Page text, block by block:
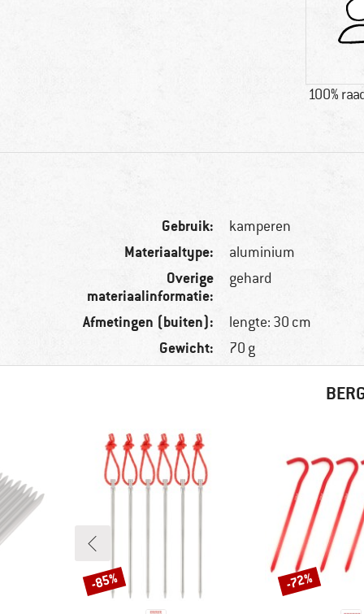
100%
Gebruik: kamperen
Materiaaltype: aluminium
Overige
materiaalinformatie:
gehard
Afmetingen (buiten): lengte: 30 cm
Gewicht: 70 g
Korting
-85% Korting
-72%